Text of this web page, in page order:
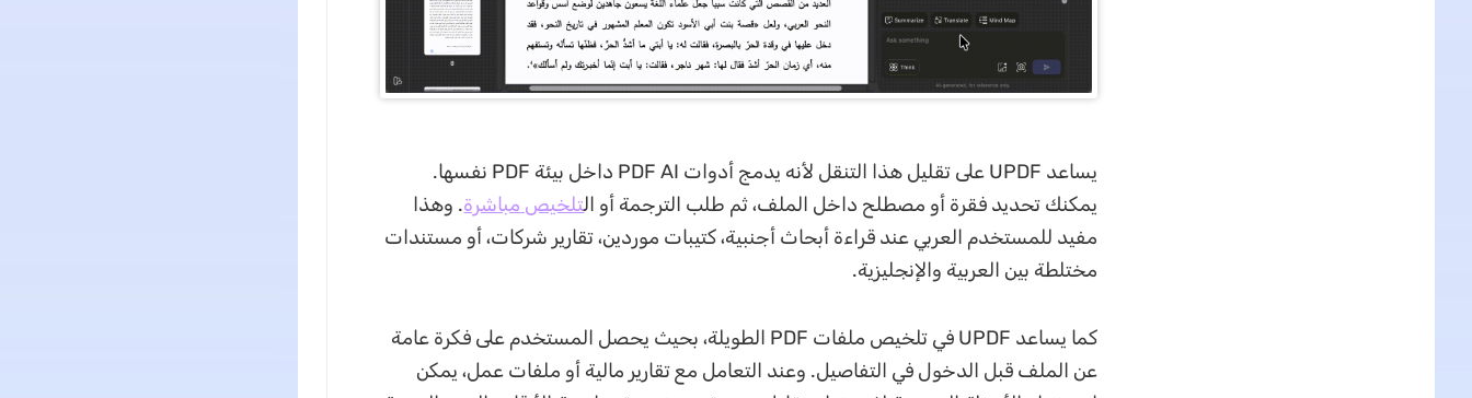
يساعد UPDF على تقليل هذا التنقل لأنه يدمج أدوات PDF AI داخل بيئة PDF نفسها.
يمكنك تحديد فقرة أو مصطلح داخل الملف، ثم طلب الترجمة أو التلخيص مباشرة. وهذا
مفيد للمستخدم العربي عند قراءة أبحاث أجنبية، كتيبات موردين، تقارير شركات، أو مستندات
مختلطة بين العربية والإنجليزية.
كما يساعد UPDF في تلخيص ملفات PDF الطويلة، بحيث يحصل المستخدم على فكرة عامة
عن الملف قبل الدخول في التفاصيل. وعند التعامل مع تقارير مالية أو ملفات عمل، يمكن